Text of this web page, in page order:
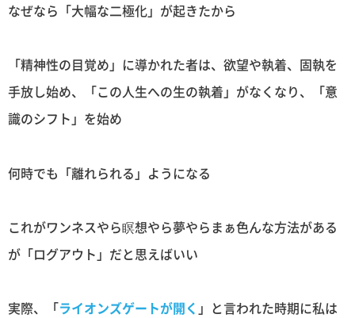
なぜなら「大幅な二極化」が起きたから
「精神性の目覚め」に導かれた者は、欲望や執着、固執を
手放し始め、「この人生への生の執着」がなくなり、「意
識のシフト」を始め
何時でも「離れられる」ようになる
これがワンネスやら瞑想やら夢やらまぁ色んな方法がある
が「ログアウト」だと思えばいい
実際、「ライオンズゲートが開く 」と言われた時期に私は